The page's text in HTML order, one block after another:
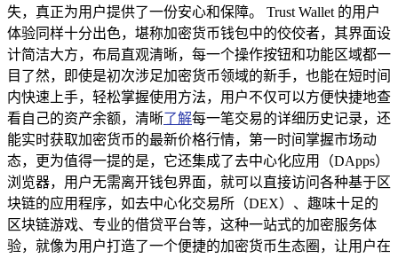
失，真正为用户提供了一份安心和保障。 Trust Wallet 的用户
体验同样十分出色，堪称加密货币钱包中的佼佼者，其界面设
计简洁大方，布局直观清晰，每一个操作按钮和功能区域都一
目了然，即使是初次涉足加密货币领域的新手，也能在短时间
内快速上手，轻松掌握使用方法，用户不仅可以方便快捷地查
看自己的资产余额，清晰了解每一笔交易的详细历史记录，还
能实时获取加密货币的最新价格行情，第一时间掌握市场动
态，更为值得一提的是，它还集成了去中心化应用（DApps）
浏览器，用户无需离开钱包界面，就可以直接访问各种基于区
块链的应用程序，如去中心化交易所（DEX）、趣味十足的
区块链游戏、专业的借贷平台等，这种一站式的加密服务体
验，就像为用户打造了一个便捷的加密货币生态圈，让用户在